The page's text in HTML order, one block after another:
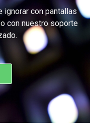
ignorar con pantallas
con nuestro soporte